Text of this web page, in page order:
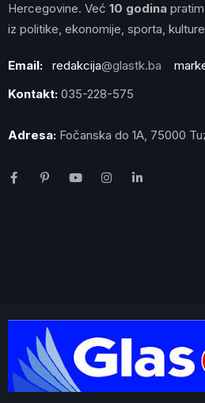
Hercegovine. Već 10 godina
iz politike, ekonomije, sporta,
Email: redakcija@glastk.ba
Kontakt: 035-228-575
Adresa: Fočanska do 1A, 75000